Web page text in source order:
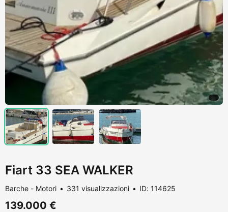
Fiart 33 SEA WALKER
Barche - Motori 331 visualizzazioni ID: 114625
139.000 €